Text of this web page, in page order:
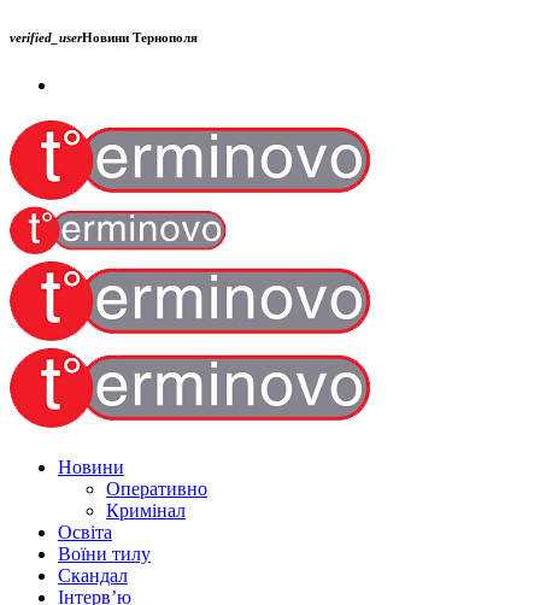
verified_userНовини Тернополя
Новини
Оперативно
Кримінал
Освіта
Воїни тилу
Скандал
Інтерв’ю